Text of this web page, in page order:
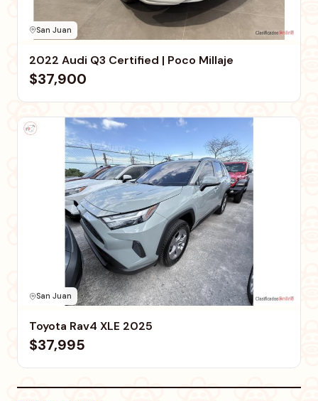
San Juan
2022 Audi Q3 Certified | Poco Millaje
$37,900
San Juan
Toyota Rav4 XLE 2025
$37,995